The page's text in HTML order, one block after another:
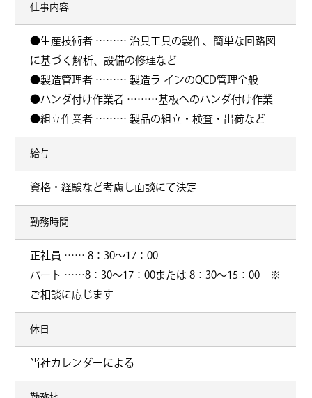
仕事内容
●生産技術者 ……… 治具工具の製作、簡単な回路図
に基づく解析、設備の修理など
●製造管理者 ……… 製造ラ インのQCD管理全般
●ハンダ付け作業者 ………基板へのハンダ付け作業
●組立作業者 ……… 製品の組立・検査・出荷など
給与
資格・経験など考慮し面談にて決定
勤務時間
正社員 …… 8：30〜17：00
パート ……8：30〜17：00または 8：30〜15：00 ※
ご相談に応じます
休日
当社カレンダーによる